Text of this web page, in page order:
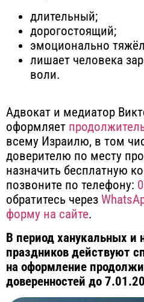
длительный;
дорогостоящий;
эмоционально
лишает человека
воли.
Адвокат и медиатор
оформляет
всему Израилю, в том
доверителю по месту
назначить бесплатную
позвоните по телефону:
обратитесь через
форму на сайте.
В период ханукальных и
праздников действуют
на оформление
доверенностей до